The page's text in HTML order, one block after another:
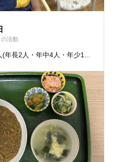
の活動
年長2人・年中4人・年少1...